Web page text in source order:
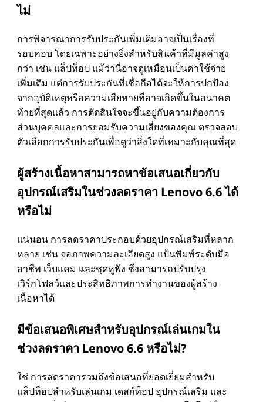
ไม่
การพิจารณาการรับประกันเพิ่มเติมอาจเป็นเรื่องที่
รอบคอบ โดยเฉพาะอย่างยิ่งสําหรับสินค้าที่มีมูลค่าสูง
กว่า เช่น แล็ปท็อป แม้ว่านี่อาจดูเหมือนเป็นค่าใช้จ่าย
เพิ่มเติม แต่การรับประกันที่เชื่อถือได้จะให้การปกป้อง
จากอุบัติเหตุหรือความเสียหายที่อาจเกิดขึ้นในอนาคต
ท้ายที่สุดแล้ว การตัดสินใจจะขึ้นอยู่กับความต้องการ
ส่วนบุคคลและการยอมรับความเสี่ยงของคุณ ตรวจสอบ
ตัวเลือกการรับประกันเพื่อดูว่าสิ่งใดที่เหมาะกับคุณที่สุด
ผู้สร้างเนื้อหาสามารถหาข้อเสนอเกี่ยวกับ
อุปกรณ์เสริมในช่วงลดราคา Lenovo 6.6 ได้
หรือไม่
แน่นอน การลดราคาประกอบด้วยอุปกรณ์เสริมที่หลาก
หลาย เช่น จอภาพความละเอียดสูง แป้นพิมพ์ระดับมือ
อาชีพ เว็บแคม และชุดหูฟัง ซึ่งสามารถปรับปรุง
เวิร์กโฟลว์และประสิทธิภาพการทํางานของผู้สร้าง
เนื้อหาได้
มีข้อเสนอพิเศษสําหรับอุปกรณ์เล่นเกมใน
ช่วงลดราคา Lenovo 6.6 หรือไม่?
ใช่ การลดราคารวมถึงข้อเสนอที่ยอดเยี่ยมสําหรับ
แล็ปท็อปสําหรับเล่นเกม เดสก์ท็อป อุปกรณ์เสริม และ